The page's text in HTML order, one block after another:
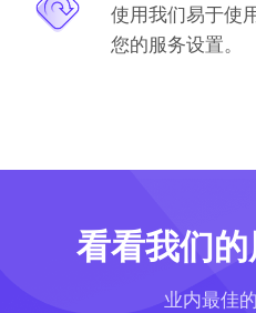
使用我们易于使
您的服务设置。
看看我们
业内最佳